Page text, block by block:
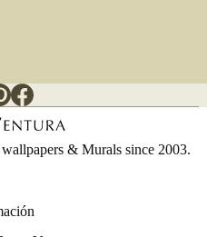
& Murals since 2003.